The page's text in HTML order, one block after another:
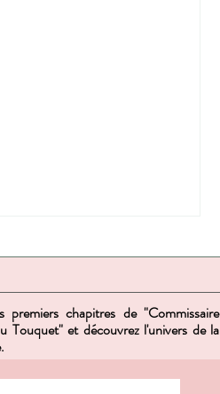
premiers chapitres de "Commissaire
Touquet" et découvrez l'univers de la